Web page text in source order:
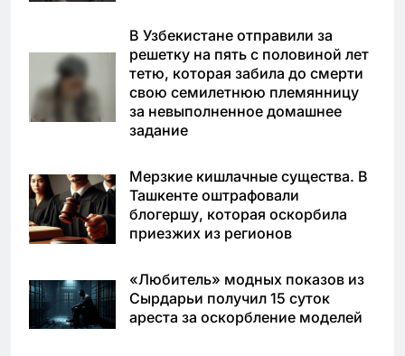
В Узбекистане отправили за
решетку на пять с половиной лет
тетю, которая забила до смерти
свою семилетнюю племянницу
за невыполненное домашнее
задание
Мерзкие кишлачные существа. В
Ташкенте оштрафовали
блогершу, которая оскорбила
приезжих из регионов
«Любитель» модных показов из
Сырдарьи получил 15 суток
ареста за оскорбление моделей